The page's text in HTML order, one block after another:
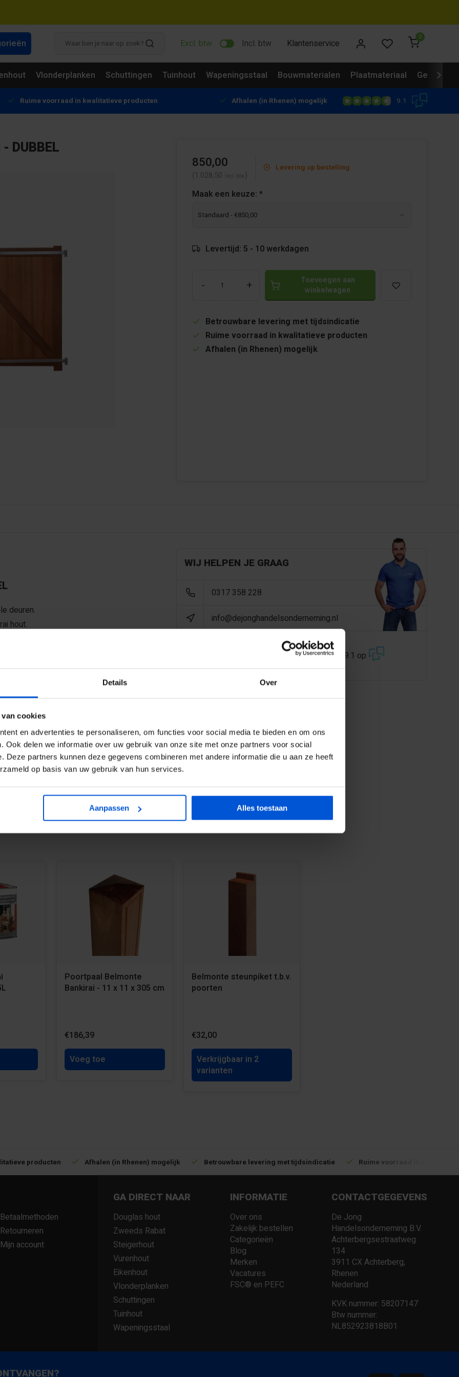
Details Over
cookies
en advertenties te personaliseren, om functies voor social media te bieden en om ons
Ook delen we informatie over uw gebruik van onze site met onze partners voor social
Deze partners kunnen deze gegevens combineren met andere informatie die u aan ze heeft
op basis van uw gebruik van hun services.
Aanpassen Alles toestaan
Excl. btw Incl. btw Klantenservice
0
Vlonderplanken Schuttingen Tuinhout Wapeningsstaal Bouwmaterialen Plaatmateriaal
Ruime voorraad in kwalitatieve producten Afhalen (in Rhenen) mogelijk 9.1
DUBBEL
850,00
(1.028,50 Incl. btw )
Levering op bestelling
Maak een keuze: *
Levertijd: 5 - 10 werkdagen
- +
Toevoegen aan
winkelwagen
Betrouwbare levering met tijdsindicatie
Ruime voorraad in kwalitatieve producten
Afhalen (in Rhenen) mogelijk
deuren.
hout.
cm
tuinpalen van 11 x 11 cm,
poortdeuren. Bestel
WIJ HELPEN JE GRAAG
0317 358 228
info@dejonghandelsonderneming.nl
klanten geven ons een 9.1 op
Poortpaal Belmonte
Bankirai - 11 x 11 x 305 cm
€186,39
Voeg toe
Belmonte steunpiket t.b.v.
poorten
€32,00
Verkrijgbaar in 2
varianten
producten Afhalen (in Rhenen) mogelijk Betrouwbare levering met tijdsindicatie Ruime voorraad in
Betaalmethoden
Retourneren
Mijn account
GA DIRECT NAAR
Douglas hout
Zweeds Rabat
Steigerhout
Vurenhout
Eikenhout
Vlonderplanken
Schuttingen
Tuinhout
Wapeningsstaal
INFORMATIE
Over ons
Zakelijk bestellen
Categorieën
Blog
Merken
Vacatures
FSC® en PEFC
CONTACTGEGEVENS
De Jong
Handelsonderneming B.V.
Achterbergsestraatweg
134
3911 CX Achterberg,
Rhenen
Nederland
KVK nummer: 58207147
Btw nummer:
NL852923818B01